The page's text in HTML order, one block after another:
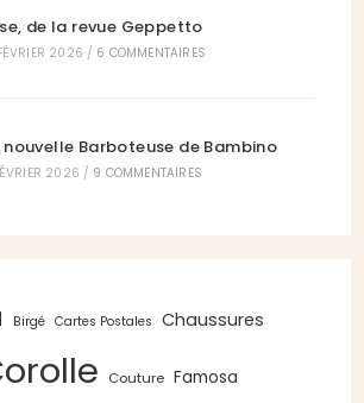
de la revue Geppetto
2026 / 6 COMMENTAIRES
nouvelle Barboteuse de Bambino
2026 / 9 COMMENTAIRES
Birgé Cartes Postales Chaussures
Couture Famosa